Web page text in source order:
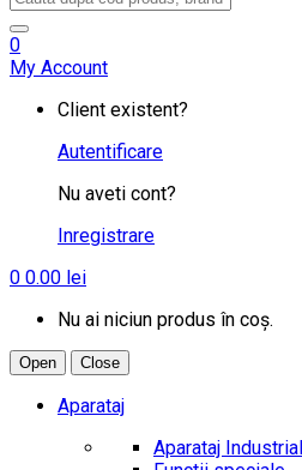
0
My Account
Client existent?
Autentificare
Nu aveti cont?
Inregistrare
0 0.00 lei
Nu ai niciun produs în coș.
Open Close
Aparataj
Aparataj Industrial